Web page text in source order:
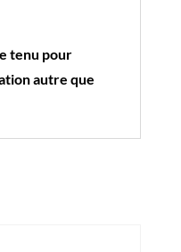
tenu pour
autre que